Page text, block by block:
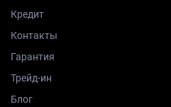
Кредит
Контакты
Гарантия
Трейд-ин
Блог